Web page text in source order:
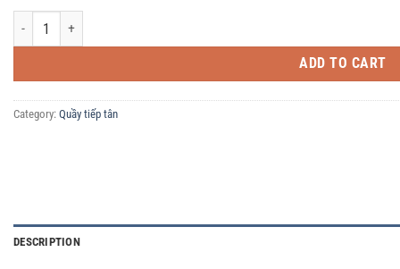
Quầy tiếp tân đá nhân tạo Việt Mỹ 003 quantity
ADD TO CART
Category: Quầy tiếp tân
DESCRIPTION